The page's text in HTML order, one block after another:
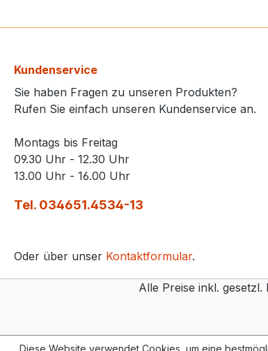
Kundenservice
Sie haben Fragen zu unseren Produkten?
Rufen Sie einfach unseren Kundenservice an.
Montags bis Freitag
09.30 Uhr - 12.30 Uhr
13.00 Uhr - 16.00 Uhr
Tel. 034651.4534-13
Oder über unser Kontaktformular.
Alle Preise inkl.
Diese Website verwendet Cookies, um eine